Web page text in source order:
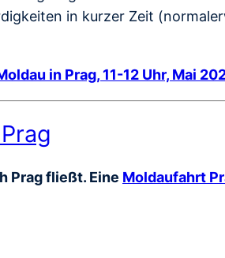
in kurzer Zeit
in Prag, 11-12 Uhr, Mai
Prag fließt. Eine Moldaufahrt